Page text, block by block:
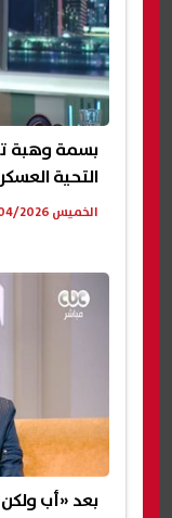
بسمة وهبة
التحية
الخميس 16/04/2026 09:22 م
بعد «أب